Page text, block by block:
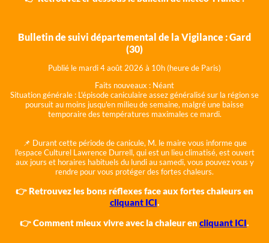
Bulletin de suivi départemental de la Vigilance : Gard
(30)
Publié le mardi 4 août 2026 à 10h (heure de Paris)
Faits nouveaux : Néant
Situation générale : L'épisode caniculaire assez généralisé sur la région se
poursuit au moins jusqu'en milieu de semaine, malgré une baisse
temporaire des températures maximales ce mardi.
📌 Durant cette période de canicule, M. le maire vous informe que
l'espace Culturel Lawrence Durrell, qui est un lieu climatisé, est ouvert
aux jours et horaires habituels du lundi au samedi, vous pouvez vous y
rendre pour vous protéger des fortes chaleurs.
👉 Retrouvez les bons réflexes face aux fortes chaleurs en
cliquant ICI.
👉 Comment mieux vivre avec la chaleur en cliquant ICI.